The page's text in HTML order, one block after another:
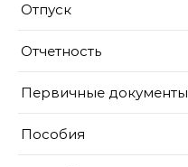
Отпуск
Отчетность
Первичные документы
Пособия